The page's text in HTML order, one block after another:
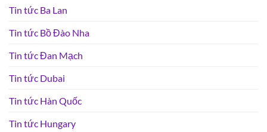
Tin tức Ba Lan
Tin tức Bồ Đào Nha
Tin tức Đan Mạch
Tin tức Dubai
Tin tức Hàn Quốc
Tin tức Hungary